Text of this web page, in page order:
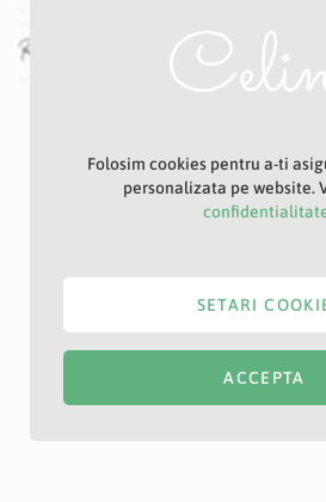
Recenzii
Folosim cookies pentru a-ti
personalizata pe website.
ACCEPTA
SETARI